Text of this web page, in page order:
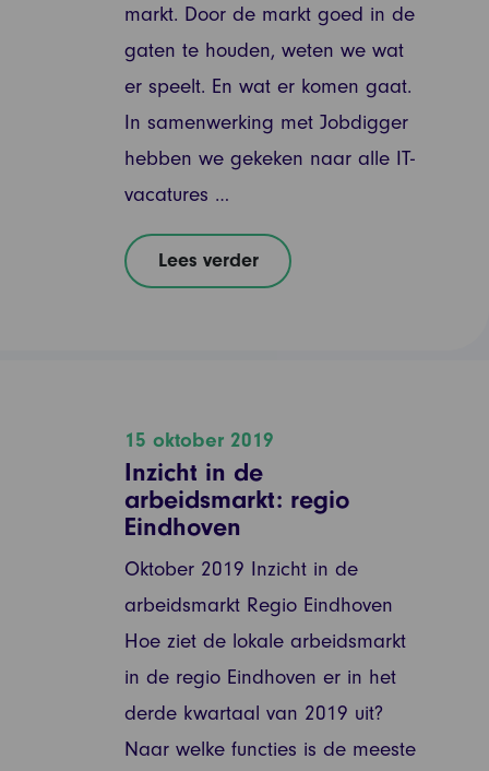
markt. Door de markt goed in de
gaten te houden, weten we wat
er speelt. En wat er komen gaat.
In samenwerking met Jobdigger
hebben we gekeken naar alle IT-
vacatures …
Lees verder
15 oktober 2019
Inzicht in de
arbeidsmarkt: regio
Eindhoven
Oktober 2019 Inzicht in de
arbeidsmarkt Regio Eindhoven
Hoe ziet de lokale arbeidsmarkt
in de regio Eindhoven er in het
derde kwartaal van 2019 uit?
Naar welke functies is de meeste